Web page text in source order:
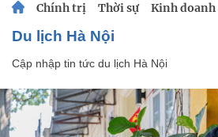
Chính trị Thời sự Kinh doanh
Du lịch Hà Nội
Cập nhập tin tức du lịch Hà Nội